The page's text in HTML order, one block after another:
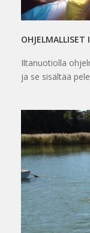
Iltanuotiolla
ja se sisältää